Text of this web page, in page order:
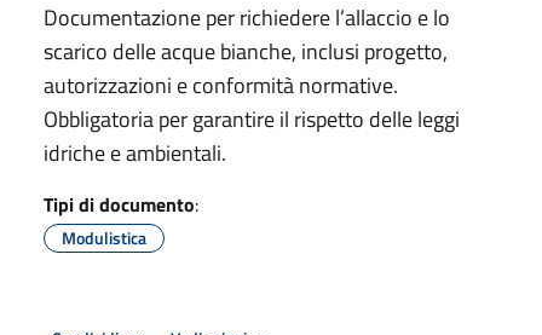
Documentazione per richiedere l’allaccio e lo
scarico delle acque bianche, inclusi progetto,
autorizzazioni e conformità normative.
Obbligatoria per garantire il rispetto delle leggi
idriche e ambientali.
Tipi di documento:
Modulistica